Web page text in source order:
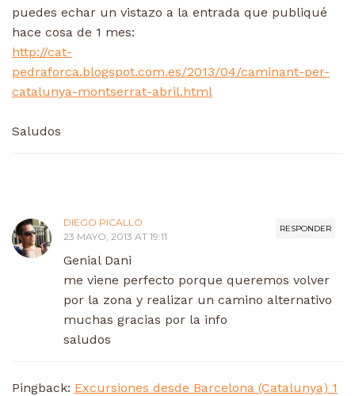
puedes echar un vistazo a la entrada que publiqué
hace cosa de 1 mes:
http://cat-
pedraforca.blogspot.com.es/2013/04/caminant-per-
catalunya-montserrat-abril.html
Saludos
RESPONDER
DIEGO PICALLO
23 MAYO, 2013 AT 19:11
Genial Dani
me viene perfecto porque queremos volver
por la zona y realizar un camino alternativo
muchas gracias por la info
saludos
Pingback: Excursiones desde Barcelona (Catalunya) 1